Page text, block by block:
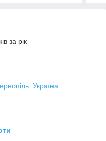
за рік
Україна